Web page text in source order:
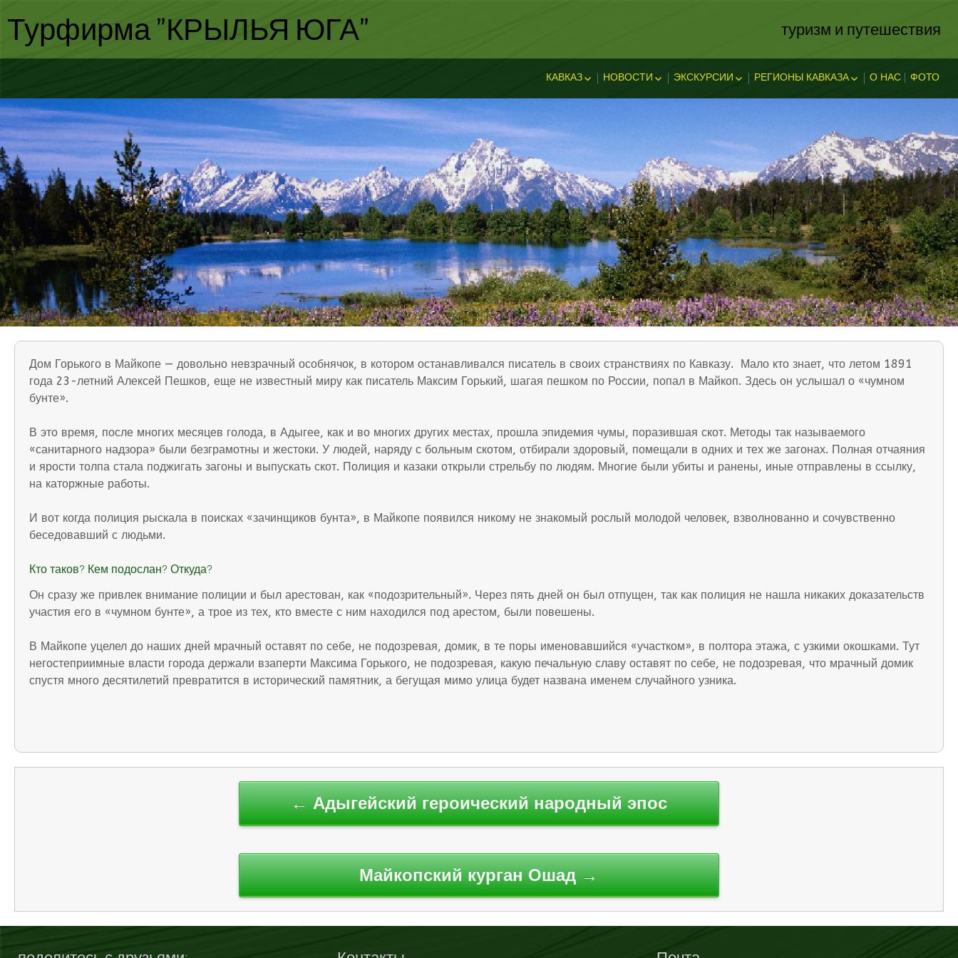
Турфирма "КРЫЛЬЯ ЮГА" туризм и путешествия
КАВКАЗ
ДОСТОПРИМЕЧАТЕЛЬНОСТ
КАВКАЗСКИЕ МИНЕРАЛЬНЫЕ
НОВОСТИ ЭКСКУРСИИ РЕГИОНЫ КАВКАЗА
ЛЕГЕНДЫ АДЫГЕИ
ДАГЕСТАН
ИНГУШЕТИЯ
КУБАНЬ
КАБАРДИНО-БАЛКАРИЯ
КАРАЧАЕВО-ЧЕРКЕССИЯ
ОСЕТИЯ
О НАС ФОТО
Дом Горького в Майкопе — довольно невзрачный особнячок, в котором останавливался писатель в своих странствиях по Кавказу. Мало кто знает, что летом 1891
года 23-летний Алексей Пешков, еще не известный миру как писатель Максим Горький, шагая пешком по России, попал в Майкоп. Здесь он услышал о «чумном
бунте».
В это время, после многих месяцев голода, в Адыгее, как и во многих других местах, прошла эпидемия чумы, поразившая скот. Методы так называемого
«санитарного надзора» были безграмотны и жестоки. У людей, наряду с больным скотом, отбирали здоровый, помещали в одних и тех же загонах. Полная отчаяния
и ярости толпа стала поджигать загоны и выпускать скот. Полиция и казаки открыли стрельбу по людям. Многие были убиты и ранены, иные отправлены в ссылку,
на каторжные работы.
И вот когда полиция рыскала в поисках «зачинщиков бунта», в Майкопе появился никому не знакомый рослый молодой человек, взволнованно и сочувственно
беседовавший с людьми.
Кто таков? Кем подослан? Откуда?
Он сразу же привлек внимание полиции и был арестован, как «подозрительный». Через пять дней он был отпущен, так как полиция не нашла никаких доказательств
участия его в «чумном бунте», а трое из тех, кто вместе с ним находился под арестом, были повешены.
В Майкопе уцелел до наших дней мрачный оставят по себе, не подозревая, домик, в те поры именовавшийся «участком», в полтора этажа, с узкими окошками. Тут
негостеприимные власти города держали взаперти Максима Горького, не подозревая, какую печальную славу оставят по себе, не подозревая, что мрачный домик
спустя много десятилетий превратится в исторический памятник, а бегущая мимо улица будет названа именем случайного узника.
Майкопский курган Ошад →
← Адыгейский героический народный эпос